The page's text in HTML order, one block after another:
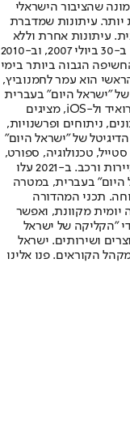
שהציבור הישראלי
יותר. עיתונות שמדברת
עיתונות אחרת וללא
תשלום. המהדורה המודפסת הראשונה פורסמה ב-30 ביולי 2007, וב-2010
הגבוה ביותר בימי
הוא עמר לחמנוביץ,
"ישראל היום" בעברית
ובאנגלית, כמו כן היישומונים (אפליקציות) לאנדרואיד ול-iOS, מציגים
ניתוחים ופרשנויות,
של "ישראל היום"
טכנולוגיה, ספורט,
כלכלה וצרכנות, בריאות, חיילים, אוכל, יהדות, תיירות ורכב. ב-2021 עלו
היום" בעברית, במטרה
תכני המהדורה
יומית מקוונת, ואפשר
"הקליקה של ישראל
ושירותים. ישראל
הקוראים. פנו אלינו